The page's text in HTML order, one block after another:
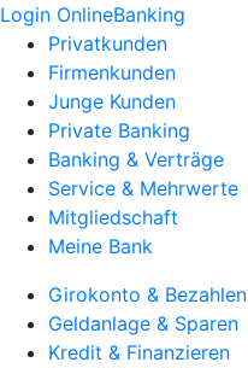
Login OnlineBanking
Privatkunden
Firmenkunden
Junge Kunden
Private Banking
Banking & Verträge
Service & Mehrwerte
Mitgliedschaft
Meine Bank
Girokonto & Bezahlen
Geldanlage & Sparen
Kredit & Finanzieren